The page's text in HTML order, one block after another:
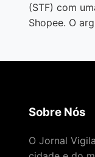
(STF) com
Shopee. O
Sobre Nós
O Jornal